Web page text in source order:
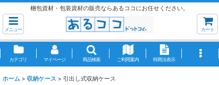
梱包資材・包装資材の販売ならあるココにお任せください。
メニュー カート
カテゴリ マイページ 商品検索 ご利用案内 特商法表示
ホーム > 収納ケース > 引出し式収納ケース